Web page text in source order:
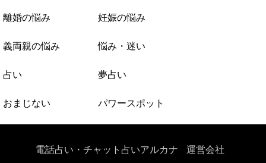
離婚の悩み 妊娠の悩み
義両親の悩み 悩み・迷い
占い 夢占い
おまじない パワースポット
電話占い・チャット占いアルカナ 運営会社